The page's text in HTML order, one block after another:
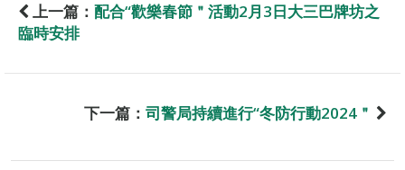
上一篇： 配合“歡樂春節＂活動2月3日大三巴牌坊之
臨時安排
下一篇： 司警局持續進行“冬防行動2024＂